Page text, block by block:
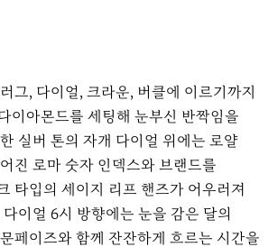
그, 다이얼, 크라운, 버클에 이르기까지
이아몬드를 세팅해 눈부신 반짝임을
실버 톤의 자개 다이얼 위에는 로얄
진 로마 숫자 인덱스와 브랜드를
타입의 세이지 리프 핸즈가 어우러져
이얼 6시 방향에는 눈을 감은 달의
페이즈와 함께 잔잔하게 흐르는 시간을